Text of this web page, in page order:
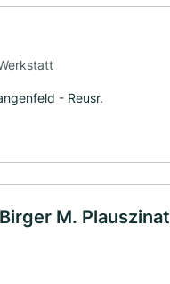
- Reusr.
M. Plauszinat